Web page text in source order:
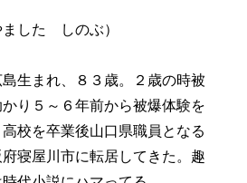
した しのぶ）
生まれ、８３歳。２歳の時被
り５～６年前から被爆体験を
校を卒業後山口県職員となる
寝屋川市に転居してきた。趣